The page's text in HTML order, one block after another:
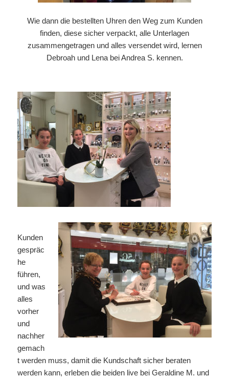
Wie dann die bestellten Uhren den Weg zum Kunden
finden, diese sicher verpackt, alle Unterlagen
zusammengetragen und alles versendet wird, lernen
Debroah und Lena bei Andrea S. kennen.
Kunden
gespräc
he
führen,
und was
alles
vorher
und
nachher
gemach
t werden muss, damit die Kundschaft sicher beraten
werden kann, erleben die beiden live bei Geraldine M. und